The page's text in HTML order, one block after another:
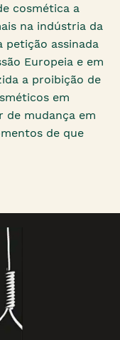
cosmética a
na indústria da
petição assinada
Europeia e em
a proibição de
em
de mudança em
de que